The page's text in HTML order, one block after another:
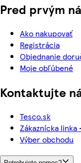
Pred prvým
Ako nakupovať
Registrácia
Objednanie
Moje obľúbené
Kontaktujte
Tesco.sk
Zákaznícka
Výber obchodu